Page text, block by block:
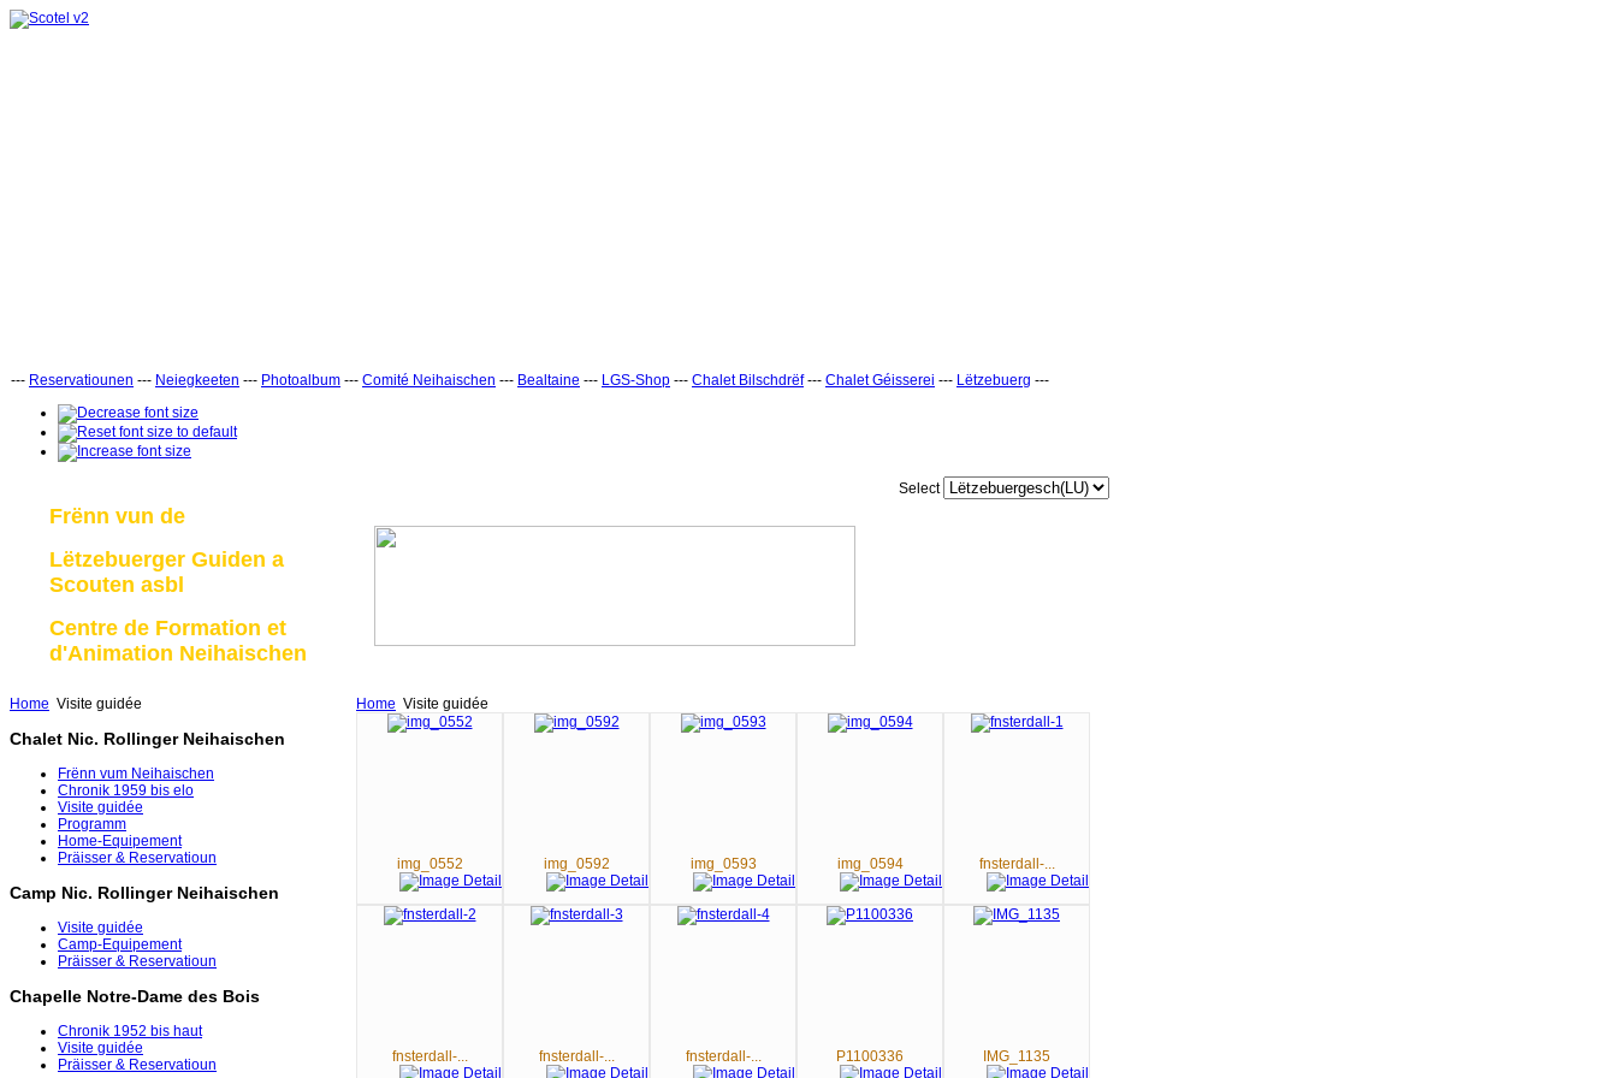
--- Reservatiounen --- Neiegkeeten --- Photoalbum --- Comité Neihaischen --- Bealtaine --- LGS-Shop --- Chalet Bilschdrëf--- Chalet Géisserei --- Lëtzebuerg ---
Frënn vun de
Lëtzebuerger Guiden a
Scouten asbl
Centre de Formation et
d'Animation Neihaischen
Select
Home Visite guidée
Chalet Nic. Rollinger Neihaischen
Frënn vum Neihaischen
Chronik 1959 bis elo
Visite guidée
Programm
Home-Equipement
Präisser & Reservatioun
Camp Nic. Rollinger Neihaischen
Visite guidée
Camp-Equipement
Präisser & Reservatioun
Chapelle Notre-Dame des Bois
Chronik 1952 bis haut
Visite guidée
Präisser & Reservatioun
Home Visite guidée
img_0552 img_0592 img_0593 img_0594 fnsterdall-...
fnsterdall-... fnsterdall-... fnsterdall-... P1100336 IMG_1135